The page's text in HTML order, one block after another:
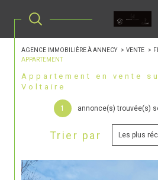
AGENCE IMMOBILIÈRE À ANNECY VENTE
APPARTEMENT
Appartement en vente sur Ferney-
Voltaire
1 annonce(s) trouvée(s)
Trier par Les plus